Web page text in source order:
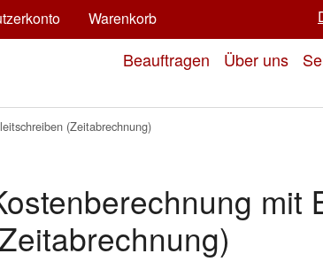
Warenkorb
Beauftragen Über uns
(Zeitabrechnung)
mit